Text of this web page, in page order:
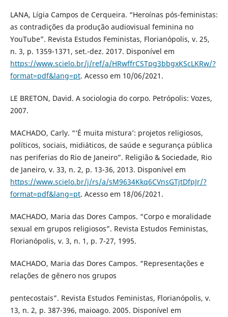
LANA, Lígia Campos de Cerqueira. “Heroínas pós-feministas:
as contradições da produção audiovisual feminina no
YouTube”. Revista Estudos Feministas, Florianópolis, v. 25,
n. 3, p. 1359-1371, set.-dez. 2017. Disponível em
https://www.scielo.br/j/ref/a/HRwffrCSTpg3bbgxKScLKRw/?
format=pdf&lang=pt. Acesso em 10/06/2021.
LE BRETON, David. A sociologia do corpo. Petrópolis: Vozes,
2007.
MACHADO, Carly. “‘É muita mistura’: projetos religiosos,
políticos, sociais, midiáticos, de saúde e segurança pública
nas periferias do Rio de Janeiro”. Religião & Sociedade, Rio
de Janeiro, v. 33, n. 2, p. 13-36, 2013. Disponível em
https://www.scielo.br/j/rs/a/sM9634Kkq6CVnsGTjtDfpJr/?
format=pdf&lang=pt. Acesso em 18/06/2021.
MACHADO, Maria das Dores Campos. “Corpo e moralidade
sexual em grupos religiosos”. Revista Estudos Feministas,
Florianópolis, v. 3, n. 1, p. 7-27, 1995.
MACHADO, Maria das Dores Campos. “Representações e
relações de gênero nos grupos
pentecostais”. Revista Estudos Feministas, Florianópolis, v.
13, n. 2, p. 387-396, maioago. 2005. Disponível em